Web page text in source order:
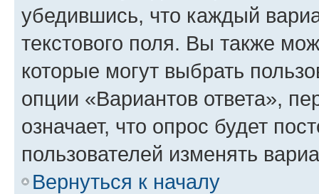
убедившись, что каждый
текстового поля. Вы также
которые могут выбрать
опции «Вариантов ответа»,
означает, что опрос будет
пользователей изменять
Вернуться к началу